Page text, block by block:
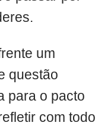
um
questão
para o pacto
com todo